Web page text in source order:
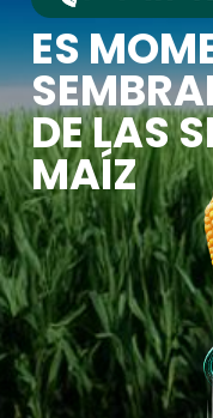
ES
DE LAS
MAÍZ